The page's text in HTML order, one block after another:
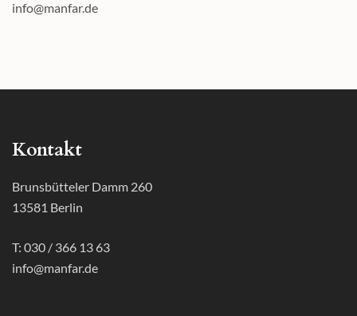
info@manfar.de
Kontakt
Brunsbütteler Damm 260
13581 Berlin
T: 030 / 366 13 63
info@manfar.de